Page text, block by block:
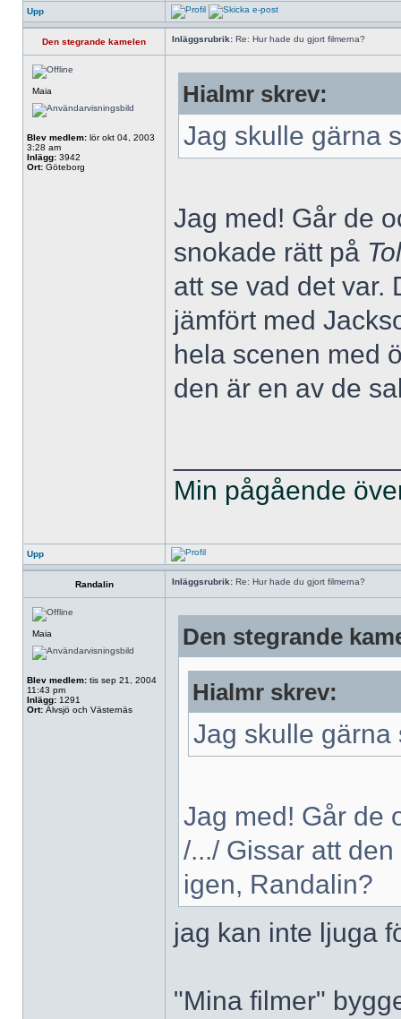
Upp
Den stegrande kamelen Inläggsrubrik: Re: Hur hade du gjort filmerna?
Maia
Blev medlem: lör okt 04, 2003
3:28 am
Inlägg: 3942
Ort: Göteborg
Hialmr skrev:
Jag skulle gärna
Jag med! Går de
snokade rätt på
att se vad det var.
jämfört med
hela scenen med
den är en av de
Min pågående
Upp
Randalin Inläggsrubrik: Re: Hur hade du gjort filmerna?
Maia
Blev medlem: tis sep 21, 2004
11:43 pm
Inlägg: 1291
Ort: Älvsjö och Västernäs
Den stegrande
Hialmr skrev:
Jag skulle gärna
Jag med! Går de
/.../ Gissar att
igen, Randalin?
jag kan inte ljuga
"Mina filmer"